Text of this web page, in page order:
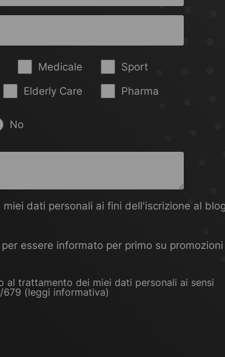
Medicale
Sport
Elderly Care Pharma
No
dati personali ai fini dell'iscrizione al
essere informato per primo su promozioni
al trattamento dei miei dati personali ai sensi
679 (leggi informativa)